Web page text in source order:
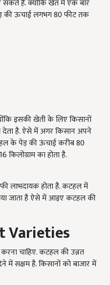
हैं. क्योंकि खेत में एक बार
की ऊचाई लगभग 80 फीट तक
इसकी खेती के लिए किसानों
है. ऐसे में अगर किसान अपने
के पेड़ की ऊंचाई करीब 80
का होता है.
लाभदायक होता है. कटहल में
पाया जाता है ऐसे में आइए कटहल की
Varieties
चाहिए. कटहल की उन्नत
में सक्षम है. किसानों को बाजार में